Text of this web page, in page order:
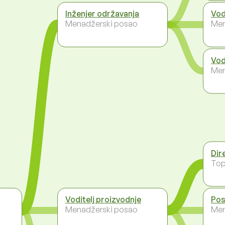
Inženjer održavanja
Menadžerski posao
Voditelj proizvodnje
Menadžerski posao